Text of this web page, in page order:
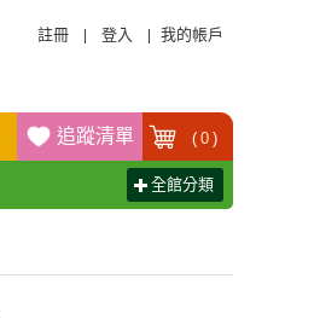
註冊 登入 我的帳戶
追蹤清單 ( 0 )
全館分類